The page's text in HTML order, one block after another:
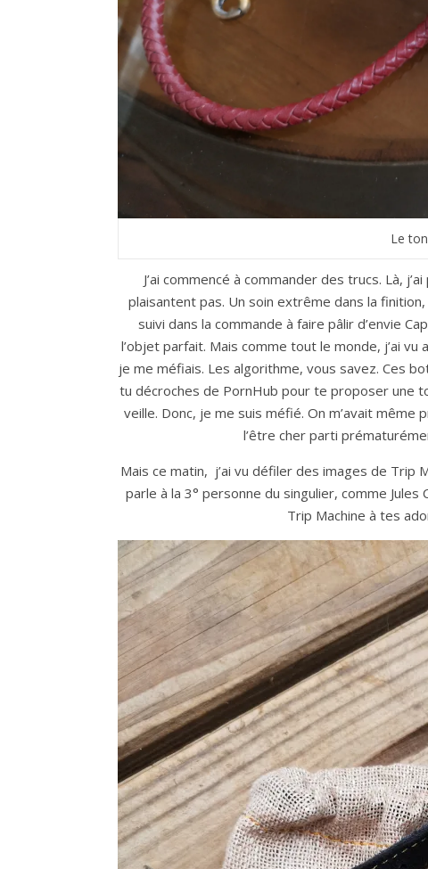
Le
J’ai commencé à commander des trucs. Là,
plaisantent pas. Un soin extrême dans la
suivi dans la commande à faire pâlir d’envie
l’objet parfait. Mais comme tout le monde, j’ai
je me méfiais. Les algorithme, vous savez. Ces
tu décroches de PornHub pour te proposer une
veille. Donc, je me suis méfié. On m’avait
l’être cher parti
Mais ce matin, j’ai vu défiler des images de Trip
parle à la 3° personne du singulier, comme
Trip Machine à tes